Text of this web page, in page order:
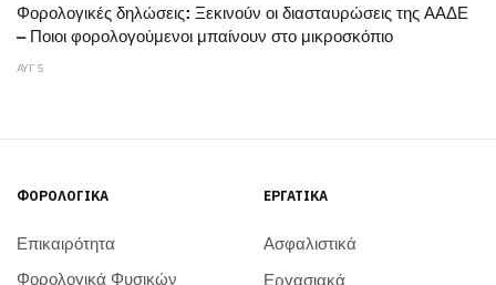
Φορολογικές δηλώσεις: Ξεκινούν οι διασταυρώσεις της ΑΑΔΕ
– Ποιοι φορολογούμενοι μπαίνουν στο μικροσκόπιο
ΑΥΓ 5
ΦΟΡΟΛΟΓΙΚΆ
Επικαιρότητα
Φορολογικά Φυσικών
ΕΡΓΑΤΙΚΆ
Ασφαλιστικά